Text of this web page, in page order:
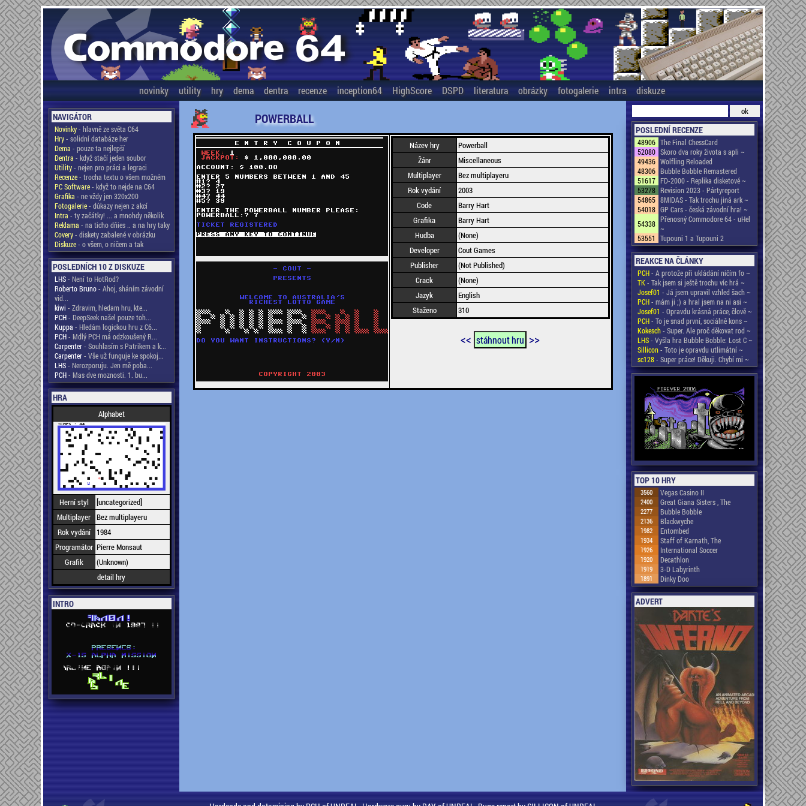
novinky utility hry dema dentra recenze inception64 HighScore DSPD literatura obrázky fotogalerie intra diskuze
NAVIGÁTOR
Novinky- hlavně ze světa C64
Hry- solidní databáze her
Dema - pouze ta nejlepší
Dentra - když stačí jeden soubor
Utility- nejen pro práci a legraci
Recenze- trocha textu o všem možném
PC Software- když to nejde na C64
Grafika - ne vždy jen 320x200
Fotogalerie- důkazy nejen z akcí
Intra - ty začátky! ... a mnohdy několik
Reklama - na ticho dňies .. a na hry taky
Covery- diskety zabalené v obrázku
Diskuze- o všem, o ničem a tak
POSLEDNÍCH 10 Z DISKUZE
LHS- Není to HotRod?
Roberto Bruno- Ahoj, sháním závodní
vid...
kiwi - Zdravim, hledam hru, kte...
PCH- DeepSeek našel pouze toh...
Kuppa - Hledám logickou hru z C6...
PCH- Mdlý PCH má odzkoušený R...
Carpenter- Souhlasím s Patrikem a k...
Carpenter- Vše už funguje ke spokoj...
LHS- Nerozporuju. Jen mě poba...
PCH- Mas dve moznosti. 1. bu...
HRA
Alphabet
Herní styl
[uncategorized]
Multiplayer Bez multiplayeru
Rok vydání
1984
Programátor Pierre Monsaut
Grafik
(Unknown)
detail hry
INTRO
POWERBALL
Název hry
Powerball
Žánr
Miscellaneous
Multiplayer
Bez multiplayeru
Rok vydání
2003
Code
Barry Hart
Grafika
Barry Hart
Hudba
(None)
Developer
Cout Games
Publisher
(Not Published)
Crack
(None)
Jazyk
English
Staženo
310
<< stáhnout hru >>
POSLEDNÍ RECENZE
48906 The Final ChessCard
52080 Skoro dva roky života s apli ~
49436 Wolfling Reloaded
48306 Bubble Bobble Remastered
51617 FD-2000 - Replika disketové ~
53278 Revision 2023 - Pártyreport
54865 8MIDAS - Tak trochu jiná ark ~
54018 GP Cars - česká závodní hra! ~
54338 Přenosný Commodore 64 - uHel
~
53551
Tupouni 1 a Tupouni 2
REAKCE NA ČLÁNKY
PCH- A protože při ukládání ničím fo ~
TK- Tak jsem si ještě trochu víc hrá ~
Josef01 - Já jsem upravil vzhled šach ~
PCH- mám ji ;) a hral jsem na ni asi ~
Josef01 - Opravdu krásná práce, člově ~
PCH- To je snad první, sociálně kons ~
Kokesch- Super. Ale proč děkovat rod ~
LHS- Vyšla hra Bubble Bobble: Lost C ~
Sillicon- Toto je opravdu utlimátní ~
sc128- Super práce! Děkuji. Chybí mi ~
TOP 10 HRY
3560 Vegas Casino II
2400 Great Giana Sisters , The
2277 Bubble Bobble
2136 Blackwyche
1982 Entombed
1934 Staff of Karnath, The
1926 International Soccer
1920 Decathlon
1919 3-D Labyrinth
1891 Dinky Doo
ADVERT